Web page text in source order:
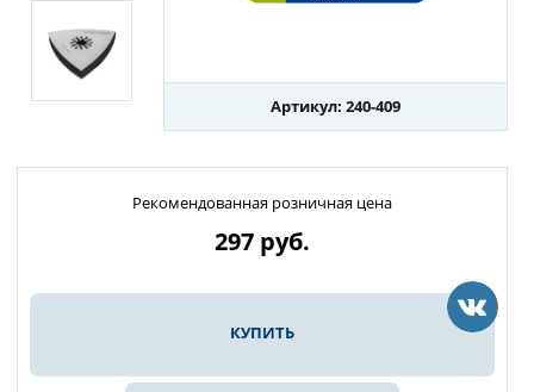
Артикул: 240-409
Рекомендованная розничная цена
297 руб.
КУПИТЬ